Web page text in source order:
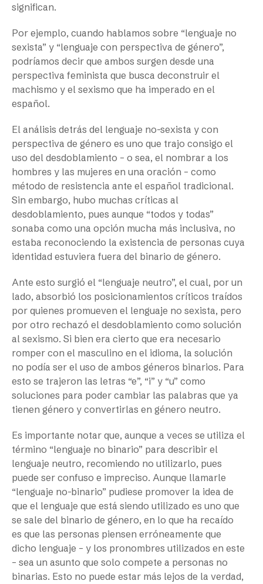
significan.
Por ejemplo, cuando hablamos sobre “lenguaje no
sexista” y “lenguaje con perspectiva de género”,
podríamos decir que ambos surgen desde una
perspectiva feminista que busca deconstruir el
machismo y el sexismo que ha imperado en el
español.
El análisis detrás del lenguaje no-sexista y con
perspectiva de género es uno que trajo consigo el
uso del desdoblamiento – o sea, el nombrar a los
hombres y las mujeres en una oración – como
método de resistencia ante el español tradicional.
Sin embargo, hubo muchas críticas al
desdoblamiento, pues aunque “todos y todas”
sonaba como una opción mucha más inclusiva, no
estaba reconociendo la existencia de personas cuya
identidad estuviera fuera del binario de género.
Ante esto surgió el “lenguaje neutro”, el cual, por un
lado, absorbió los posicionamientos críticos traídos
por quienes promueven el lenguaje no sexista, pero
por otro rechazó el desdoblamiento como solución
al sexismo. Si bien era cierto que era necesario
romper con el masculino en el idioma, la solución
no podía ser el uso de ambos géneros binarios. Para
esto se trajeron las letras “e”, “i” y “u” como
soluciones para poder cambiar las palabras que ya
tienen género y convertirlas en género neutro.
Es importante notar que, aunque a veces se utiliza el
término “lenguaje no binario” para describir el
lenguaje neutro, recomiendo no utilizarlo, pues
puede ser confuso e impreciso. Aunque llamarle
“lenguaje no-binario” pudiese promover la idea de
que el lenguaje que está siendo utilizado es uno que
se sale del binario de género, en lo que ha recaído
es que las personas piensen erróneamente que
dicho lenguaje – y los pronombres utilizados en este
– sea un asunto que solo compete a personas no
binarias. Esto no puede estar más lejos de la verdad,